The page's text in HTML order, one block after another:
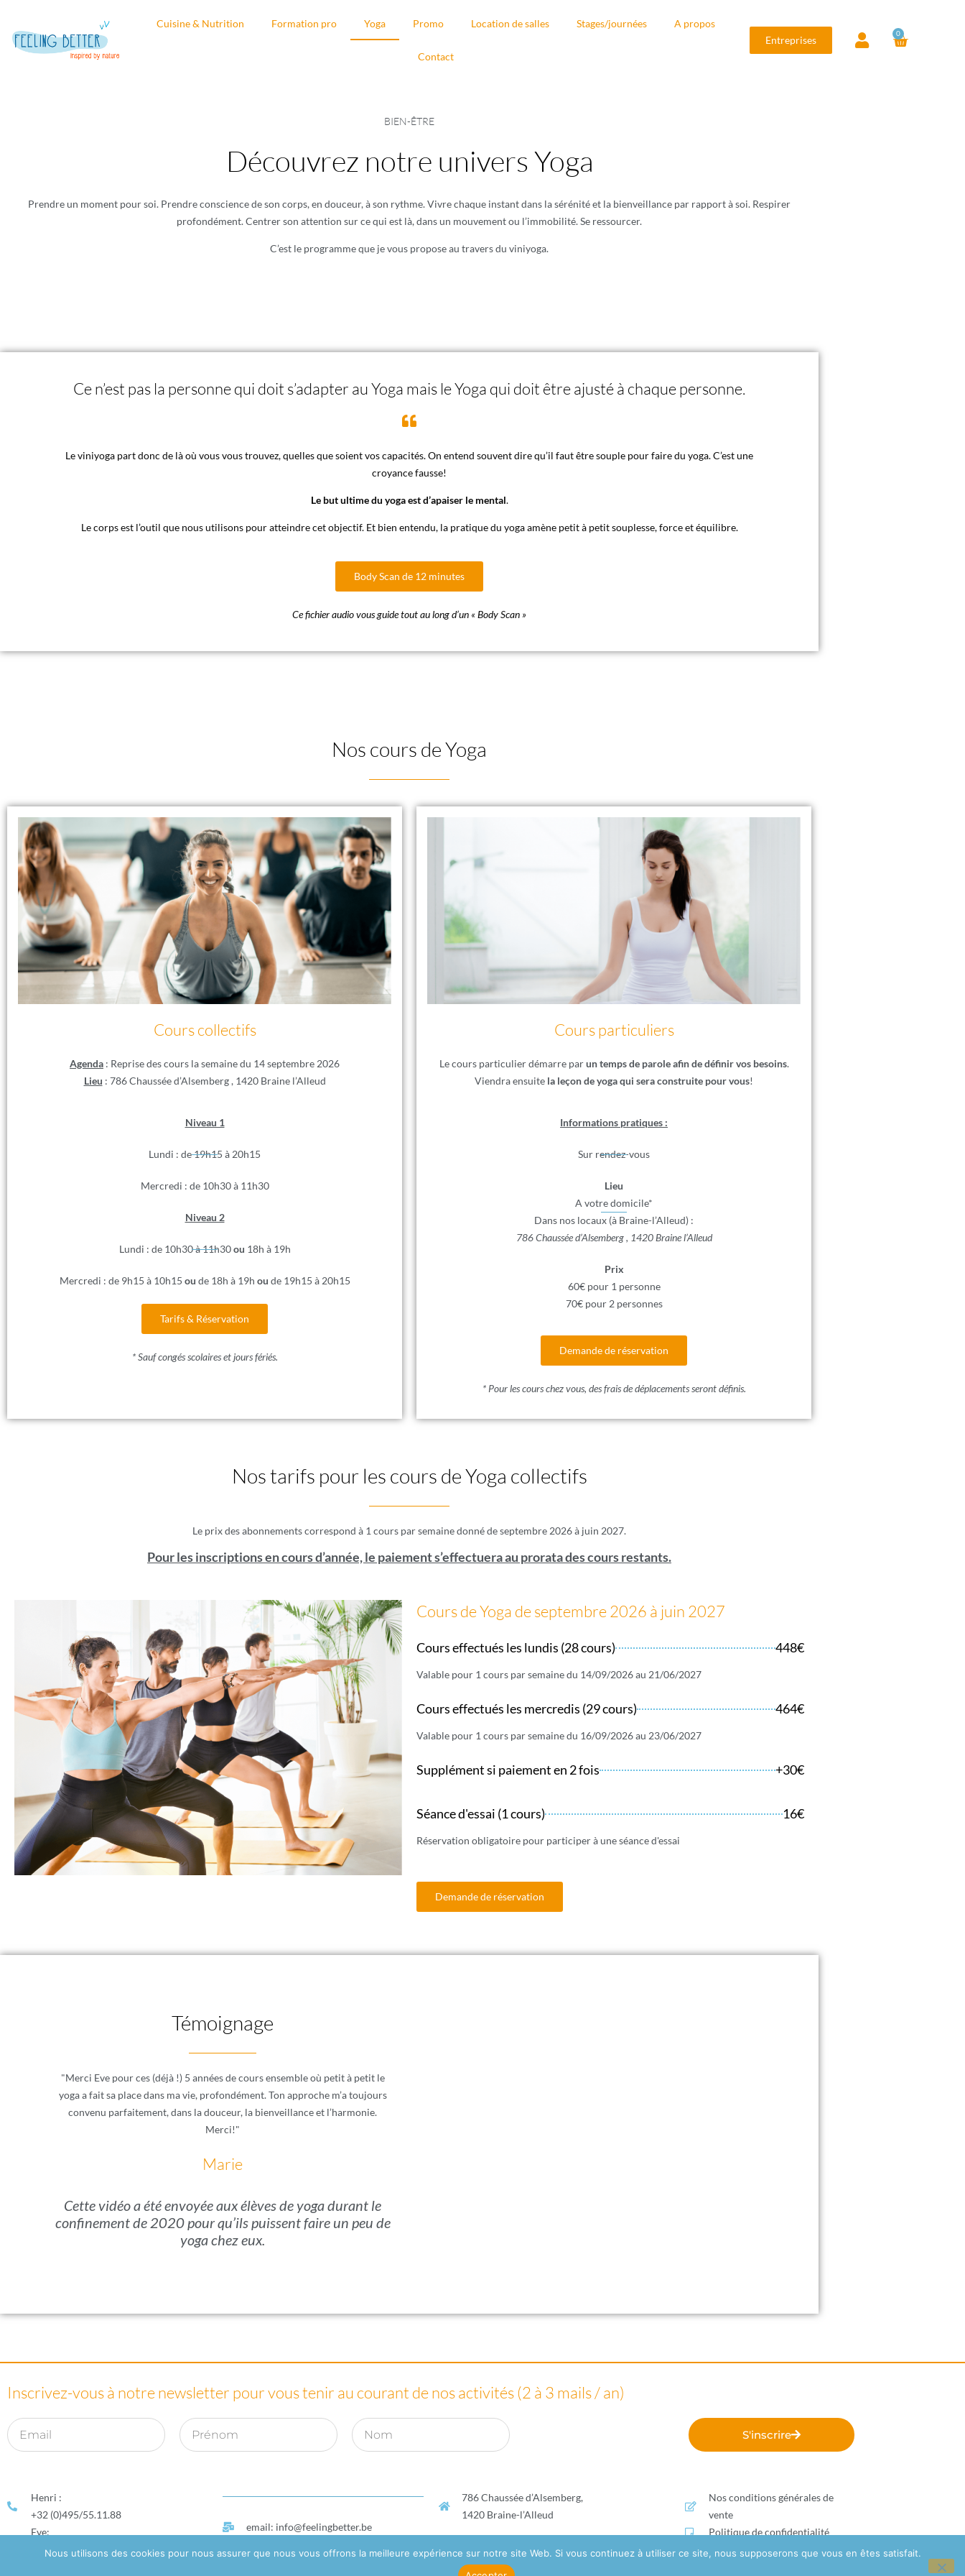
Cuisine & Nutrition Formation pro Yoga Promo Location de salles Stages/journées A propos
Contact
Entreprises
0
BIEN-ÊTRE
Découvrez notre univers Yoga
Prendre un moment pour soi. Prendre conscience de son corps, en douceur, à son rythme. Vivre chaque instant dans la sérénité et la bienveillance par rapport à soi. Respirer
profondément. Centrer son attention sur ce qui est là, dans un mouvement ou l’immobilité. Se ressourcer.
C’est le programme que je vous propose au travers du viniyoga.
Ce n’est pas la personne qui doit s’adapter au Yoga mais le Yoga qui doit être ajusté à chaque personne.
Le viniyoga part donc de là où vous vous trouvez, quelles que soient vos capacités. On entend souvent dire qu’il faut être souple pour faire du yoga. C’est une
croyance fausse!
Le but ultime du yoga est d’apaiser le mental.
Le corps est l’outil que nous utilisons pour atteindre cet objectif. Et bien entendu, la pratique du yoga amène petit à petit souplesse, force et équilibre.
Body Scan de 12 minutes
Ce fichier audio vous guide tout au long d’un « Body Scan »
Nos cours de Yoga
Cours collectifs
Agenda : Reprise des cours la semaine du 14 septembre 2026
Lieu : 786 Chaussée d’Alsemberg , 1420 Braine l’Alleud
Niveau 1
Lundi : de 19h15 à 20h15
Mercredi : de 10h30 à 11h30
Niveau 2
Lundi : de 10h30 à 11h30ou 18h à 19h
Mercredi : de 9h15 à 10h15 ou de 18h à 19h ou de 19h15 à 20h15
Tarifs & Réservation
* Sauf congés scolaires et jours fériés.
Cours particuliers
Le cours particulier démarre parun temps de parole afin de définir vos besoins.
Viendra ensuite la leçon de yoga qui sera construite pour vous!
Informations pratiques :
Sur rendez-vous
Lieu
A votre domicile*
Dans nos locaux (à Braine-l’Alleud) :
786 Chaussée d’Alsemberg , 1420 Braine l’Alleud
Prix
60€ pour 1 personne
70€ pour 2 personnes
Demande de réservation
* Pour les cours chez vous, des frais de déplacements seront définis.
Nos tarifs pour les cours de Yoga collectifs
Le prix des abonnements correspond à 1 cours par semaine donné de septembre 2026 à juin 2027.
Pour les inscriptions en cours d’année, le paiement s’effectuera au prorata des cours restants.
Cours de Yoga de septembre 2026 à juin 2027
Cours effectués les lundis (28 cours) 448€
Valable pour 1 cours par semaine du 14/09/2026 au 21/06/2027
Cours effectués les mercredis (29 cours) 464€
Valable pour 1 cours par semaine du 16/09/2026 au 23/06/2027
Supplément si paiement en 2 fois +30€
Séance d'essai (1 cours) 16€
Réservation obligatoire pour participer à une séance d'essai
Demande de réservation
Témoignage
"Merci Eve pour ces (déjà !) 5 années de cours ensemble où petit à petit le
yoga a fait sa place dans ma vie, profondément. Ton approche m’a toujours
convenu parfaitement, dans la douceur, la bienveillance et l’harmonie.
Merci!"
Marie
Cette vidéo a été envoyée aux élèves de yoga durant le
confinement de 2020 pour qu’ils puissent faire un peu de
yoga chez eux.
Inscrivez-vous à notre newsletter pour vous tenir au courant de nos activités (2 à 3 mails / an)
S'inscrire
Henri :
+32 (0)495/55.11.88
Eve:
+32 (0)496/55.14.67
email: info@feelingbetter.be
786 Chaussée d’Alsemberg,
1420 Braine-l’Alleud
Nos conditions générales de
vente
Politique de confidentialité
Nous utilisons des cookies pour nous assurer que nous vous offrons la meilleure expérience sur notre site Web. Si vous continuez à utiliser ce site, nous supposerons que vous en êtes satisfait.